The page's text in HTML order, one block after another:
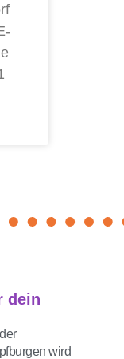
dein
wird